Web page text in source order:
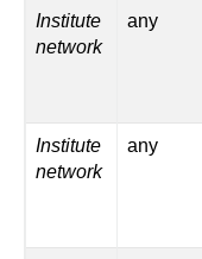
Institute
network
any
Institute
network
any